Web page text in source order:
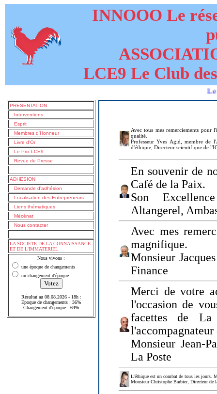
INNOOO Le
LCE9 Le Club
Le livre de
PRESENTATION
Interventions
Esprit
Membres d'Honneur
Livre d'Or
Le Prix LCE9
Revue de Presse
ADHESION
Demande d'adhésion
Localisation des Entrepreneurs
Liens thématiques
Mécénat
Nous contacter
LA SOCIETE DE LA CONNAISSANCE
ET DE L'IMMATERIEL
Nous vivons :
une époque de changements
un changement d'époque
Résultat au 08.08.2026 - 18h :
Epoque de changements : 36%
Changement d'époque : 64%
Avec tous mes remerciements pour
qualité.
Professeur Yves Agid, membre de
d'éthique, Directeur scientifique de
En souvenir de
Café de la Paix.
Son
Altangerel,
Avec mes
magnifique.
Monsieur
Finance
Merci de votre
l'occasion de
facettes de
Monsieur Jean-
La Poste
L'éthique est un combat de tous les jours.
Monsieur Christophe Barbier, Directeur de